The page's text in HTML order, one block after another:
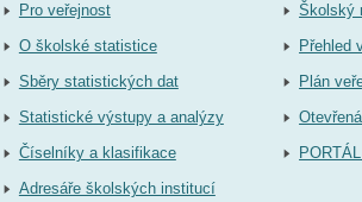
Pro veřejnost
O školské statistice
Sběry statistických dat
Statistické výstupy a analýzy
Číselníky a klasifikace
Adresáře školských institucí
Školský
Přehled
Plán